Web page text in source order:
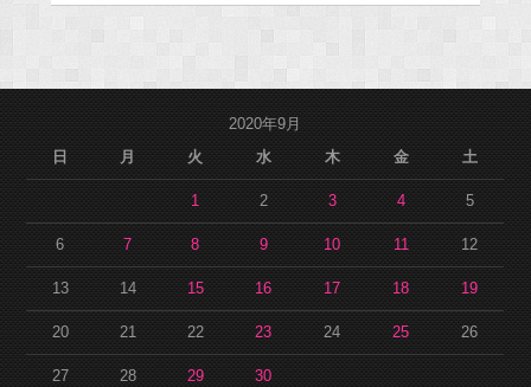
2020年9月
日
月 火 水 木 金 土
1 2 3 4 5
6 7 8 9 10 11 12
13 14 15 16 17 18 19
20 21 22 23 24 25 26
27 28 29 30